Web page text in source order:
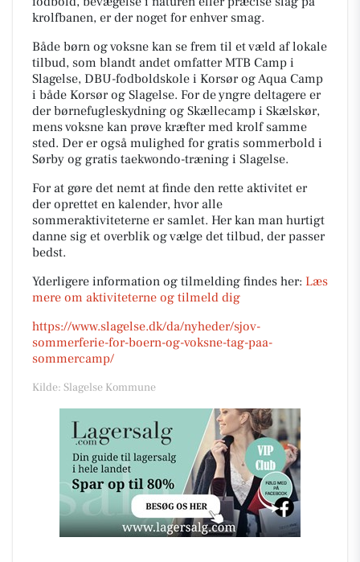
krolfbanen, er der noget for enhver smag.
Både børn og voksne kan se frem til et væld af lokale
tilbud, som blandt andet omfatter MTB Camp i
Slagelse, DBU-fodboldskole i Korsør og Aqua Camp
i både Korsør og Slagelse. For de yngre deltagere er
der børnefugleskydning og Skællecamp i Skælskør,
mens voksne kan prøve kræfter med krolf samme
sted. Der er også mulighed for gratis sommerbold i
Sørby og gratis taekwondo-træning i Slagelse.
For at gøre det nemt at finde den rette aktivitet er
der oprettet en kalender, hvor alle
sommeraktiviteterne er samlet. Her kan man hurtigt
danne sig et overblik og vælge det tilbud, der passer
bedst.
Yderligere information og tilmelding findes her: Læs
mere om aktiviteterne og tilmeld dig
https://www.slagelse.dk/da/nyheder/sjov-
sommerferie-for-boern-og-voksne-tag-paa-
sommercamp/
Kilde: Slagelse Kommune